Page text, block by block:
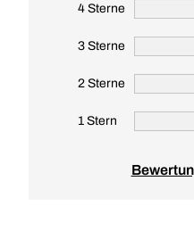
4 Sterne
3 Sterne
2 Sterne
1 Stern